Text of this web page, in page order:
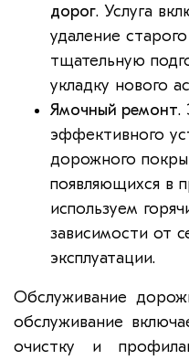
дорог. Услуга
удаление
тщательную
укладку нового
Ямочный ремонт.
эффективного
дорожного
появляющихся в
используем
зависимости от
эксплуатации.
Обслуживание
обслуживание
очистку и